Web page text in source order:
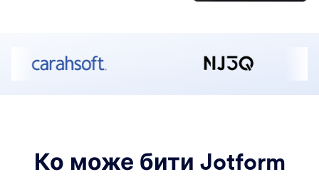
Ко може бити Jotform